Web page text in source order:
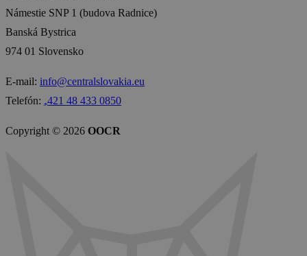
Námestie SNP 1 (budova Radnice)
Banská Bystrica
974 01 Slovensko
E-mail: info@centralslovakia.eu
Telefón: ₊421 48 433 0850
Copyright © 2026 OOCR